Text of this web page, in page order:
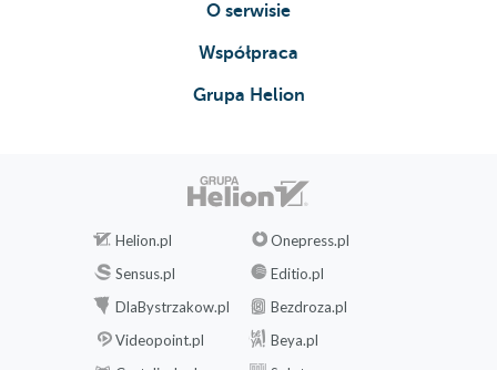
O serwisie
Współpraca
Grupa Helion
Helion.pl
Onepress.pl
Sensus.pl
Editio.pl
DlaBystrzakow.pl
Bezdroza.pl
Videopoint.pl
Beya.pl